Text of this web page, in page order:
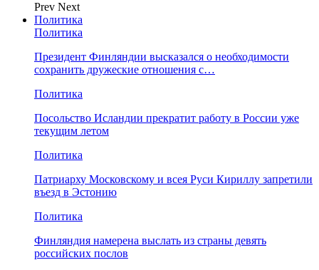
Prev Next
Политика
Политика
Президент Финляндии высказался о необходимости
сохранить дружеские отношения с…
Политика
Посольство Исландии прекратит работу в России уже
текущим летом
Политика
Патриарху Московскому и всея Руси Кириллу запретили
въезд в Эстонию
Политика
Финляндия намерена выслать из страны девять
российских послов